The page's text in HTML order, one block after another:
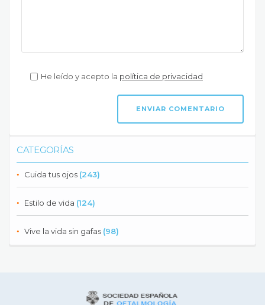
He leído y acepto la política de privacidad
CATEGORÍAS
Cuida tus ojos (243)
Estilo de vida (124)
Vive la vida sin gafas (98)